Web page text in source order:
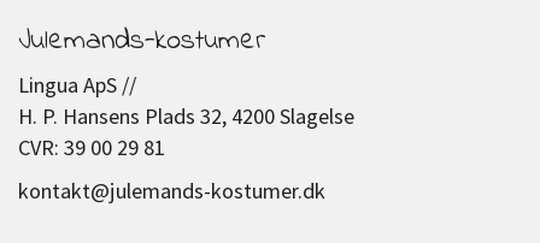
Julemands-kostumer
Lingua ApS //
H. P. Hansens Plads 32, 4200 Slagelse
CVR: 39 00 29 81
kontakt@julemands-kostumer.dk